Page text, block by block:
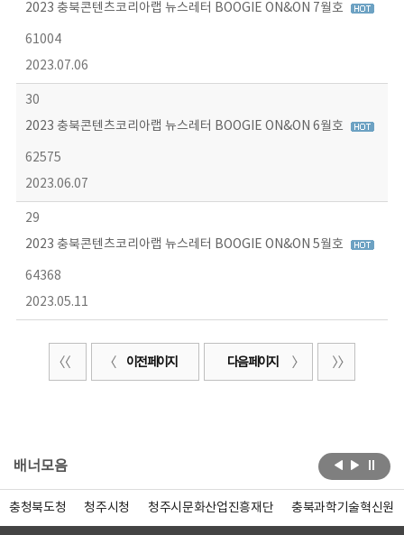
2023 충북콘텐츠코리아랩 뉴스레터 BOOGIE ON&ON 7월호
61004
2023.07.06
30
2023 충북콘텐츠코리아랩 뉴스레터 BOOGIE ON&ON 6월호
62575
2023.06.07
29
2023 충북콘텐츠코리아랩 뉴스레터 BOOGIE ON&ON 5월호
64368
2023.05.11
이전 페이지 다음 페이지
배너모음
충청북도청 청주시청 청주시문화산업진흥재단 충북과학기술혁신원